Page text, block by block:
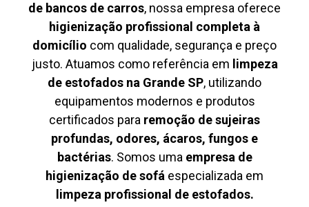
de bancos de carros, nossa empresa oferece
higienização profissional completa à
domicílio com qualidade, segurança e preço
justo. Atuamos como referência em limpeza
de estofados na Grande SP, utilizando
equipamentos modernos e produtos
certificados para remoção de sujeiras
profundas, odores, ácaros, fungos e
bactérias. Somos uma empresa de
higienização de sofá especializada em
limpeza profissional de estofados.